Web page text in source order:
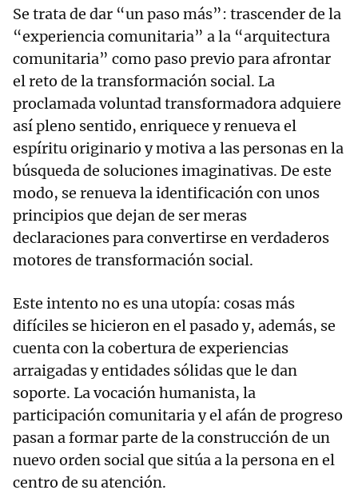
Se trata de dar “un paso más”: trascender de la
“experiencia comunitaria” a la “arquitectura
comunitaria” como paso previo para afrontar
el reto de la transformación social. La
proclamada voluntad transformadora adquiere
así pleno sentido, enriquece y renueva el
espíritu originario y motiva a las personas en la
búsqueda de soluciones imaginativas. De este
modo, se renueva la identificación con unos
principios que dejan de ser meras
declaraciones para convertirse en verdaderos
motores de transformación social.
Este intento no es una utopía: cosas más
difíciles se hicieron en el pasado y, además, se
cuenta con la cobertura de experiencias
arraigadas y entidades sólidas que le dan
soporte. La vocación humanista, la
participación comunitaria y el afán de progreso
pasan a formar parte de la construcción de un
nuevo orden social que sitúa a la persona en el
centro de su atención.